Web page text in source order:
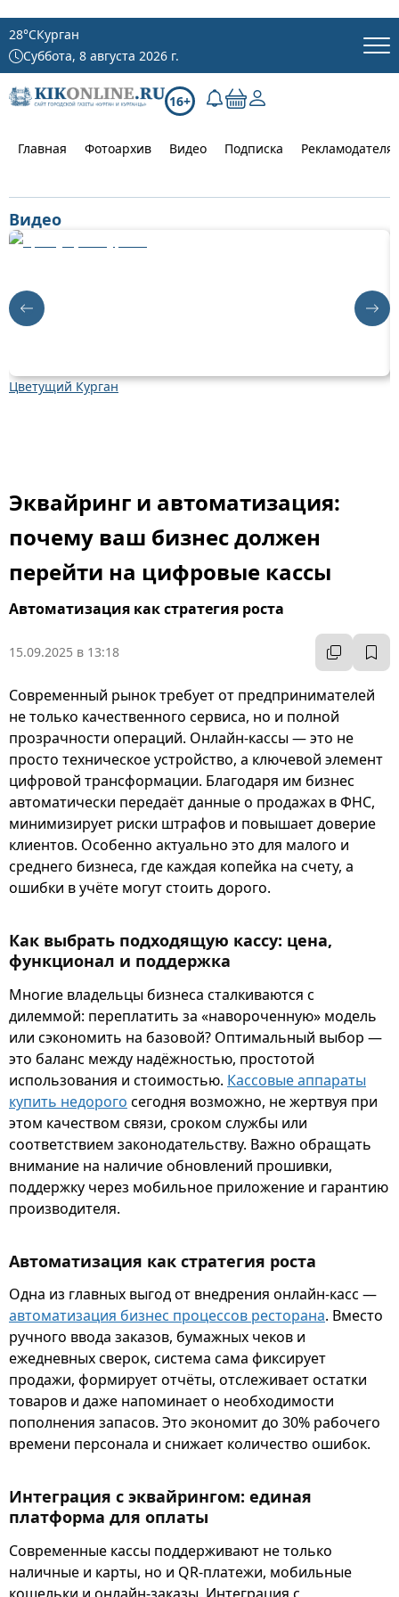
28°CКурган
Суббота, 8 августа 2026 г.
16+
Главная Фотоархив Видео Подписка
Видео
Цветущий Курган
Эквайринг и автоматизация:
почему ваш бизнес должен
перейти на цифровые кассы
Автоматизация как стратегия роста
15.09.2025 в 13:18
Современный рынок требует от предпринимателей
не только качественного сервиса, но и полной
прозрачности операций. Онлайн-кассы — это не
просто техническое устройство, а ключевой элемент
цифровой трансформации. Благодаря им бизнес
автоматически передаёт данные о продажах в ФНС,
минимизирует риски штрафов и повышает доверие
клиентов. Особенно актуально это для малого и
среднего бизнеса, где каждая копейка на счету, а
ошибки в учёте могут стоить дорого.
Как выбрать подходящую кассу: цена,
функционал и поддержка
Многие владельцы бизнеса сталкиваются с
дилеммой: переплатить за «навороченную» модель
или сэкономить на базовой? Оптимальный выбор —
это баланс между надёжностью, простотой
использования и стоимостью. Кассовые аппараты
купить недорого сегодня возможно, не жертвуя при
этом качеством связи, сроком службы или
соответствием законодательству. Важно обращать
внимание на наличие обновлений прошивки,
поддержку через мобильное приложение и гарантию
производителя.
Автоматизация как стратегия роста
Одна из главных выгод от внедрения онлайн-касс —
автоматизация бизнес процессов ресторана. Вместо
ручного ввода заказов, бумажных чеков и
ежедневных сверок, система сама фиксирует
продажи, формирует отчёты, отслеживает остатки
товаров и даже напоминает о необходимости
пополнения запасов. Это экономит до 30% рабочего
времени персонала и снижает количество ошибок.
Интеграция с эквайрингом: единая
платформа для оплаты
Современные кассы поддерживают не только
наличные и карты, но и QR-платежи, мобильные
кошельки и онлайн-заказы. Интеграция с